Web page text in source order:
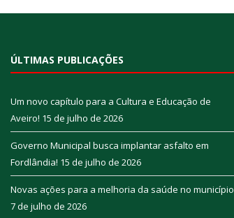
ÚLTIMAS PUBLICAÇÕES
Um novo capítulo para a Cultura e Educação de
Aveiro! 15 de julho de 2026
Governo Municipal busca implantar asfalto em
Fordlândia! 15 de julho de 2026
Novas ações para a melhoria da saúde no município
7 de julho de 2026